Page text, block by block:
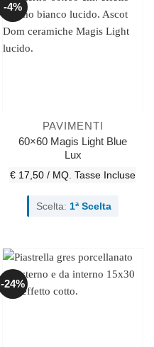
-4%
PAVIMENTI
60×60 Magis Light Blue
Lux
€ 17,50 / MQ. Tasse Incluse
Scelta: 1ª Scelta
-24%